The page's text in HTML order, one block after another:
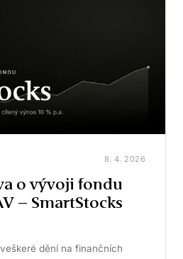
8. 4. 2026
o vývoji fondu
– SmartStocks
dění na finančních